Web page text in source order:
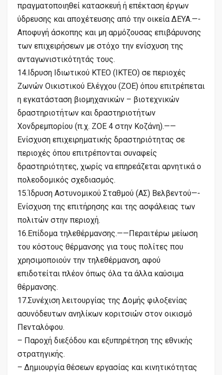
πραγματοποιηθεί κατασκευή ή επέκταση έργων
ύδρευσης και αποχέτευσης από την οικεία ΔΕΥΑ.—-
Αποφυγή άσκοπης και μη αρμόζουσας επιβάρυνσης
των επιχειρήσεων με στόχο την ενίσχυση της
ανταγωνιστικότητάς τους.
14.Ιδρυση Ιδιωτικού ΚΤΕΟ (ΙΚΤΕΟ) σε περιοχές
Ζωνών Οικιστικού Ελέγχου (ΖΟΕ) όπου επιτρέπεται
η εγκατάσταση βιομηχανικών – βιοτεχνικών
δραστηριοτήτων και δραστηριοτήτων
Χονδρεμπορίου (π.χ. ΖΟΕ 4 στην Κοζάνη).——
Ενίσχυση επιχειρηματικής δραστηριότητας σε
περιοχές όπου επιτρέπονται συναφείς
δραστηριότητες, χωρίς να επηρεάζεται αρνητικά ο
πολεοδομικός σχεδιασμός.
15.Ίδρυση Αστυνομικού Σταθμού (ΑΣ) Βελβεντού—-
Ενίσχυση της επιτήρησης και της ασφάλειας των
πολιτών στην περιοχή.
16.Επίδομα τηλεθέρμανσης.——Περαιτέρω μείωση
του κόστους θέρμανσης για τους πολίτες που
χρησιμοποιούν την τηλεθέρμανση, αφού
επιδοτείται πλέον όπως όλα τα άλλα καύσιμα
θέρμανσης.
17.Συνέχιση λειτουργίας της Δομής φιλοξενίας
ασυνόδευτων ανηλίκων κοριτσιών στον οικισμό
Πενταλόφου.
– Παροχή διεξόδου και εξυπηρέτηση της εθνικής
στρατηγικής.
– Δημιουργία θέσεων εργασίας και κινητικότητας